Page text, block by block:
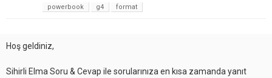
powerbook
g4 format
Hoş geldiniz,
Sihirli Elma Soru & Cevap ile sorularınıza en kısa zamanda yanıt